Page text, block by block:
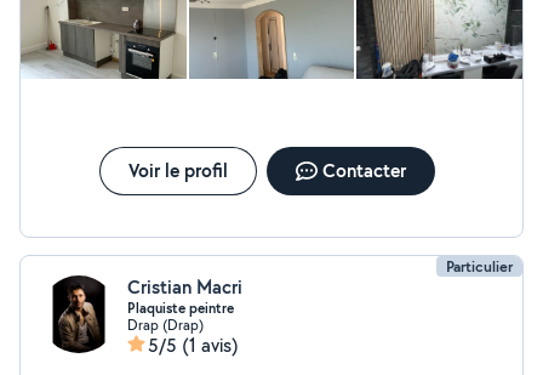
Voir le profil Contacter
Particulier
Cristian Macri
Plaquiste peintre
Drap (Drap)
5/5 (1 avis)